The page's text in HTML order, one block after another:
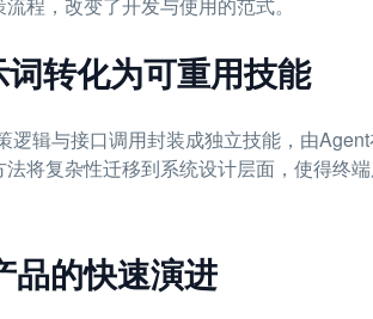
转化为可重用技能
辑与接口调用封装成独立技能，由
将复杂性迁移到系统设计层面，使得终
品的快速演进